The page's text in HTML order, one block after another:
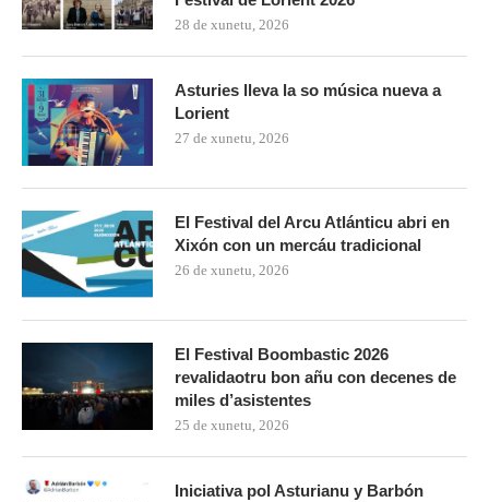
28 de xunetu, 2026
Asturies lleva la so música nueva a
Lorient
27 de xunetu, 2026
El Festival del Arcu Atlánticu abri en
Xixón con un mercáu tradicional
26 de xunetu, 2026
El Festival Boombastic 2026
revalidaotru bon añu con decenes de
miles d’asistentes
25 de xunetu, 2026
Iniciativa pol Asturianu y Barbón